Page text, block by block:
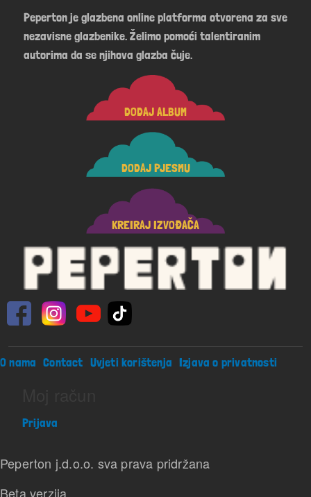
Peperton je glazbena online platforma otvorena za sve
nezavisne glazbenike. Želimo pomoći talentiranim
autorima da se njihova glazba čuje.
DODAJ ALBUM
DODAJ PJESMU
KREIRAJ IZVOĐAČA
Footer menu
O nama Contact Uvjeti korištenja Izjava o privatnosti
Prijava
Peperton j.d.o.o. sva prava pridržana
Beta verzija